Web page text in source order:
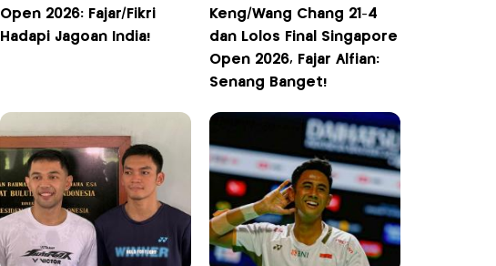
Open 2026: Fajar/Fikri
Hadapi Jagoan India!
Keng/Wang Chang 21-4
dan Lolos Final Singapore
Open 2026, Fajar Alfian:
Senang Banget!